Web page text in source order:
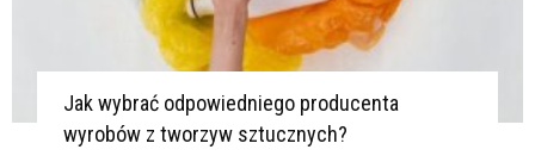
Jak wybrać odpowiedniego producenta
wyrobów z tworzyw sztucznych?